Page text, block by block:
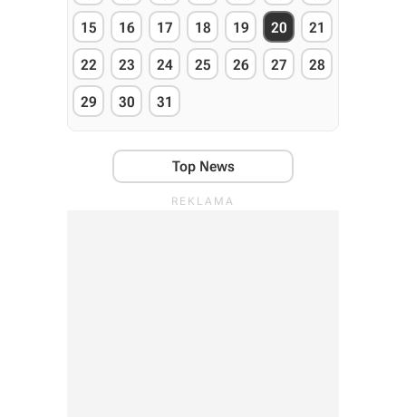
15 16 17 18 19 20 21
22 23 24 25 26 27 28
29 30 31
Top News